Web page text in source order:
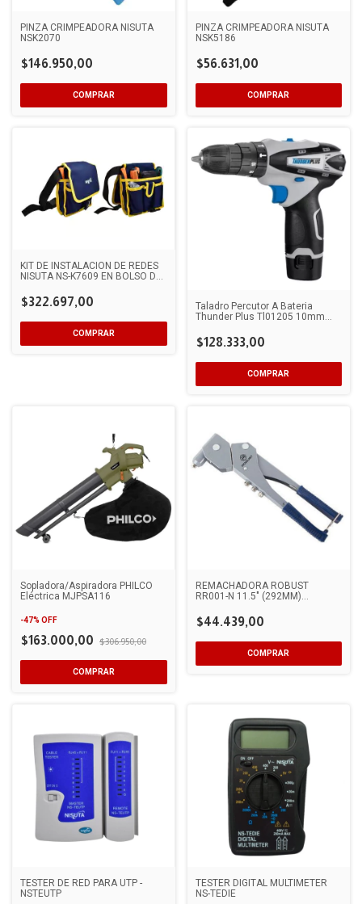
PINZA CRIMPEADORA NISUTA
NSK2070
$146.950,00
PINZA CRIMPEADORA NISUTA
NSK5186
$56.631,00
KIT DE INSTALACION DE REDES
NISUTA NS-K7609 EN BOLSO DE
$322.697,00
Taladro Percutor A Bateria
Thunder Plus Tl01205 10mm
$128.333,00
Sopladora/Aspiradora PHILCO
Eléctrica MJPSA116
-47% OFF
$163.000,00 $306.950,00
REMACHADORA ROBUST
RR001-N 11.5" (292MM)
$44.439,00
TESTER DE RED PARA UTP -
NSTEUTP
TESTER DIGITAL MULTIMETER
NS-TEDIE